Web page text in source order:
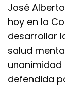
José
hoy en la
desarrollar
salud
unanimidad
defendida